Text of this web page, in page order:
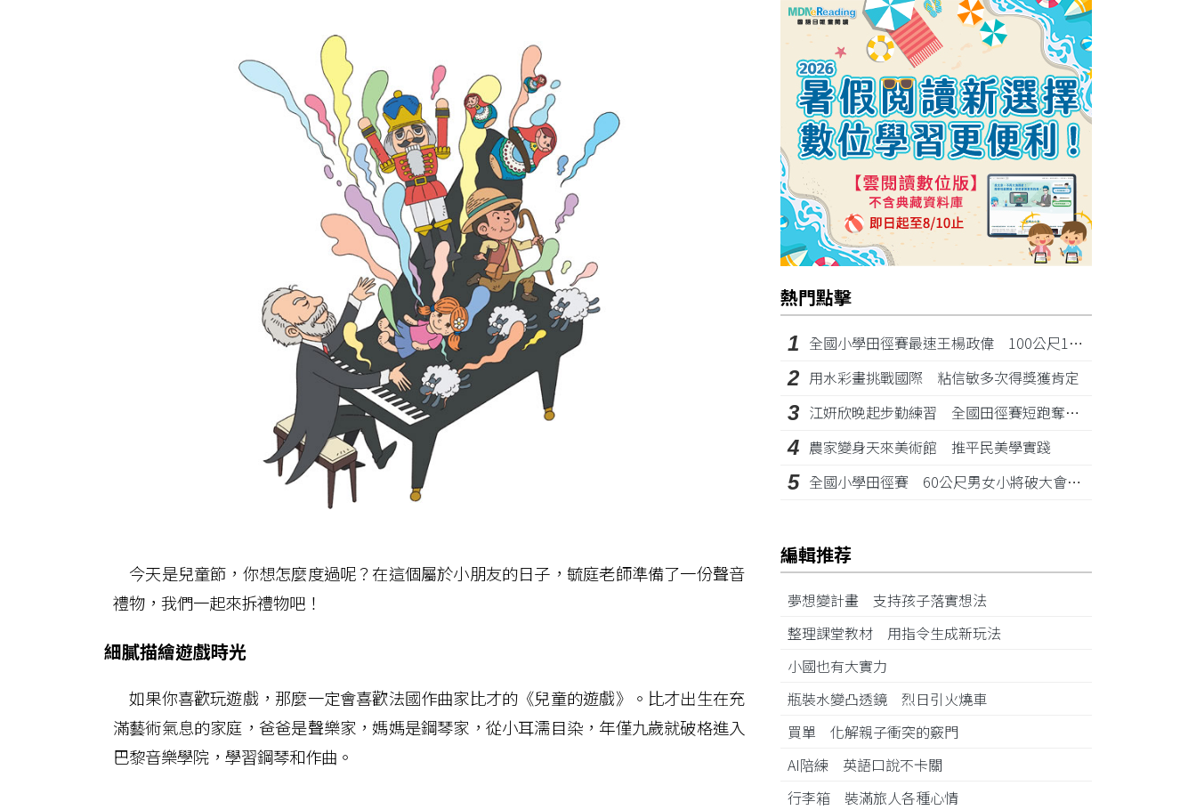
今天是兒童節，你想怎麼度過呢？在這個屬於小朋友的日子，毓庭老師準備了一份聲音
禮物，我們一起來拆禮物吧！
細膩描繪遊戲時光
如果你喜歡玩遊戲，那麼一定會喜歡法國作曲家比才的《兒童的遊戲》。比才出生在充
滿藝術氣息的家庭，爸爸是聲樂家，媽媽是鋼琴家，從小耳濡目染，年僅九歲就破格進入
巴黎音樂學院，學習鋼琴和作曲。
熱門點擊
1 全國小學田徑賽最速王楊政偉 100公尺11秒87奪金
2 用水彩畫挑戰國際 粘信敏多次得獎獲肯定
3 江姸欣晚起步勤練習 全國田徑賽短跑奪金摘銅
4 農家變身天來美術館 推平民美學實踐
5 全國小學田徑賽 60公尺男女小將破大會紀錄
編輯推荐
夢想變計畫 支持孩子落實想法
整理課堂教材 用指令生成新玩法
小國也有大實力
瓶裝水變凸透鏡 烈日引火燒車
買單 化解親子衝突的竅門
AI陪練 英語口說不卡關
行李箱 裝滿旅人各種心情